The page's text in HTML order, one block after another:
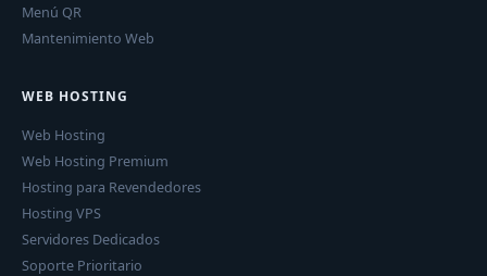
Menú QR
Mantenimiento Web
WEB HOSTING
Web Hosting
Web Hosting Premium
Hosting para Revendedores
Hosting VPS
Servidores Dedicados
Soporte Prioritario